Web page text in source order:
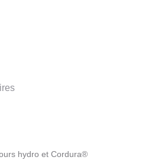
hydro et Cordura®